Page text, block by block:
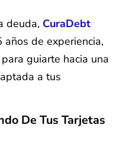
deuda, CuraDebt
de experiencia,
para guiarte hacia una
a tus
De Tus Tarjetas